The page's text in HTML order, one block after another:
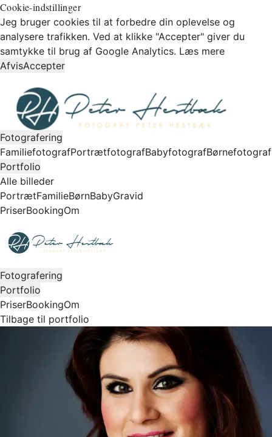
Cookie-indstillinger
Jeg bruger cookies til at forbedre din oplevelse og
analysere trafikken. Ved at klikke "Accepter" giver du
samtykke til brug af Google Analytics. Læs mere
AfvisAccepter
Fotografering
FamiliefotografPortrætfotografBabyfotografBørnefotograf
Portfolio
Alle billeder
PortrætFamilieBørnBabyGravid
PriserBookingOm
Fotografering
Portfolio
PriserBookingOm
Tilbage til portfolio